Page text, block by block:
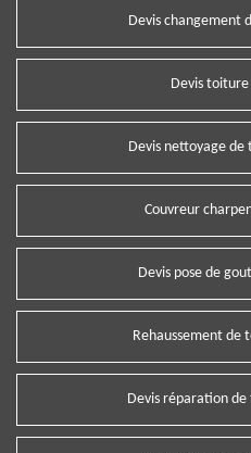
Devis changement
Devis
Devis nettoyage
Couvreur
Devis pose de
Rehaussement de
Devis réparation